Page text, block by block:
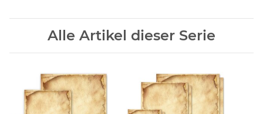
Alle Artikel dieser Serie